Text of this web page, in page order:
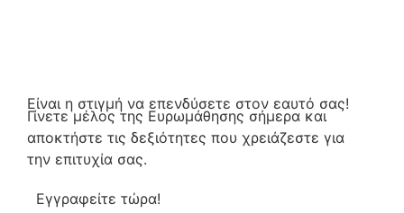
Είναι η στιγμή να επενδύσετε στον εαυτό σας!
Γίνετε μέλος της Ευρωμάθησης σήμερα και
αποκτήστε τις δεξιότητες που χρειάζεστε για
την επιτυχία σας.
Εγγραφείτε τώρα!